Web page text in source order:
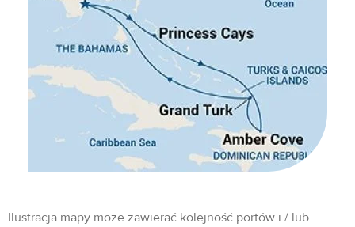
Ilustracja mapy może zawierać kolejność portów i / lub